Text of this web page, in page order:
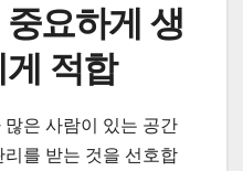
요하게 생
적합
은 사람이 있는 공간
를 받는 것을 선호합